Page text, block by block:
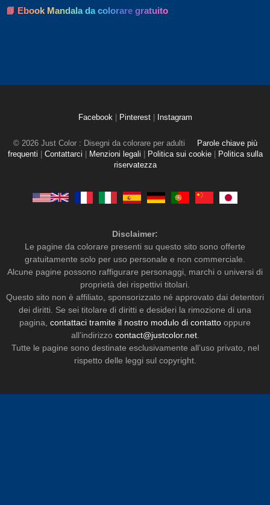
📘 Ebook Mandala da colorare gratuito
Facebook Pinterest Instagram
© 2026 Just Color : Disegni da colorare per adulti
Parole chiave più
frequenti
Contattarci Menzioni legali Politica sui cookie
Politica sulla
riservatezza
Disclaimer:
Le pagine da colorare presenti su questo sito sono offerte
gratuitamente solo per uso personale e non commerciale.
Alcune pagine possono raffigurare personaggi, marchi o universi di
proprietà dei rispettivi titolari.
Questo sito non è affiliato, sponsorizzato né approvato dai detentori
dei diritti. Se sei titolare di diritti e desideri la rimozione di una
pagina, contattaci tramite il nostro modulo di contatto oppure
all’indirizzo contact@justcolor.net.
Tutte le pagine sono destinate esclusivamente all’uso privato, nel
rispetto delle leggi sul copyright.